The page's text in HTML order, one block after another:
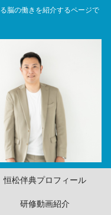
脳の働きを紹介するページで
恒松伴典プロフィール
研修動画紹介